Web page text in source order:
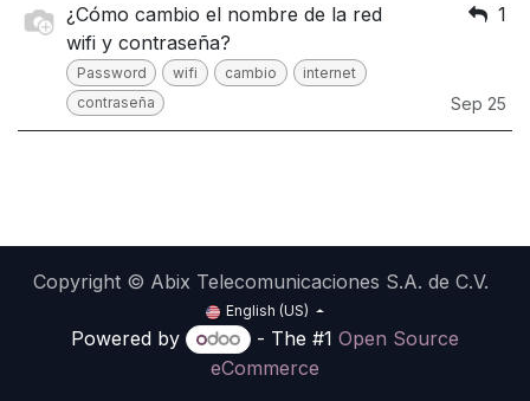
¿Cómo cambio el nombre de la red
wifi y contraseña?
Password wifi cambio
internet
contraseña
1
Sep 25
Copyright © Abix Telecomunicaciones S.A. de C.V.
English (US)
Powered by - The #1 Open Source
eCommerce